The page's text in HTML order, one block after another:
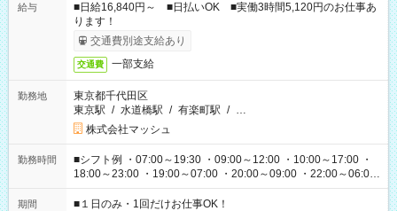
給与
■日給16,840円～ ■日払いOK ■実働3時間5,120円のお仕事あ
ります！
交通費別途支給あり
交通費 一部支給
勤務地
東京都千代田区
東京駅 / 水道橋駅 / 有楽町駅 / …
株式会社マッシュ
勤務時間
■シフト例 ・07:00～19:30 ・09:00～12:00 ・10:00～17:00 ・
18:00～23:00 ・19:00～07:00 ・20:00～09:00 ・22:00～06:00
etc ★最短で3時間で5,120円のお仕事から 15時間で2万円近く稼
げるお仕事も！ ご希望のお時間に合わせてご紹介！ ※シフトは
期間 ■１日のみ・1回だけお仕事OK！